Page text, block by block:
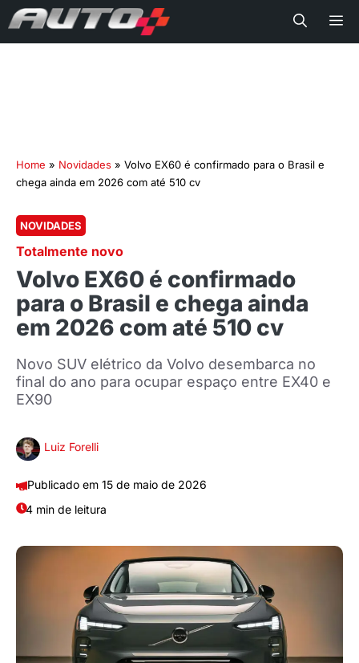
Home » Novidades » Volvo EX60 é confirmado para o Brasil e
chega ainda em 2026 com até 510 cv
NOVIDADES
Totalmente novo
Volvo EX60 é confirmado
para o Brasil e chega ainda
em 2026 com até 510 cv
Novo SUV elétrico da Volvo desembarca no
final do ano para ocupar espaço entre EX40 e
EX90
Luiz Forelli
15 de maio de 2026
4 min de leitura